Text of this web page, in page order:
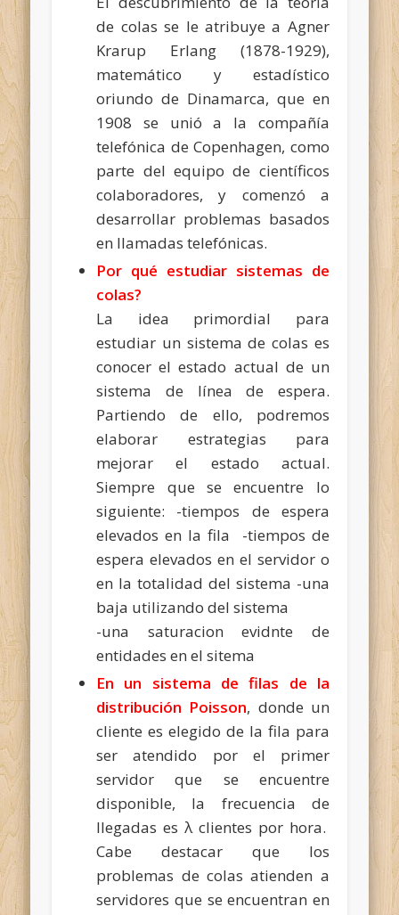
de colas se le atribuye a Agner
Krarup Erlang (1878-1929),
matemático y estadístico
oriundo de Dinamarca, que en
1908 se unió a la compañía
telefónica de Copenhagen, como
parte del equipo de científicos
colaboradores, y comenzó a
desarrollar problemas basados
en llamadas telefónicas.
Por qué estudiar sistemas de
colas?
La idea primordial para
estudiar un sistema de colas es
conocer el estado actual de un
sistema de línea de espera.
Partiendo de ello, podremos
elaborar estrategias para
mejorar el estado actual.
Siempre que se encuentre lo
siguiente: -tiempos de espera
elevados en la fila -tiempos de
espera elevados en el servidor o
en la totalidad del sistema -una
baja utilizando del sistema
-una saturacion evidnte de
entidades en el sitema
En un sistema de filas de la
distribución Poisson, donde un
cliente es elegido de la fila para
ser atendido por el primer
servidor que se encuentre
disponible, la frecuencia de
llegadas es λ clientes por hora.
Cabe destacar que los
problemas de colas atienden a
servidores que se encuentran en